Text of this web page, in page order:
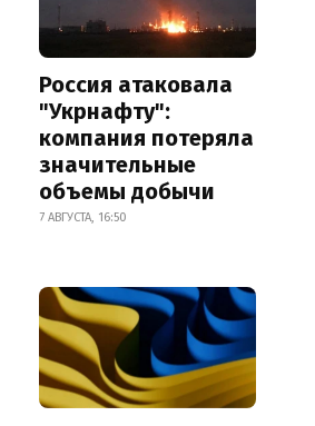
Россия атаковала
"Укрнафту":
компания потеряла
значительные
объемы добычи
7 АВГУСТА, 16:50